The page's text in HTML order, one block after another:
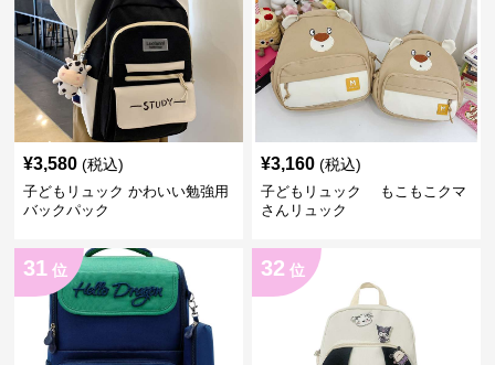
¥3,580 (税込)
子どもリュック かわいい勉強用
バックパック
¥3,160 (税込)
子どもリュック もこもこクマ
さんリュック
31 位 32 位